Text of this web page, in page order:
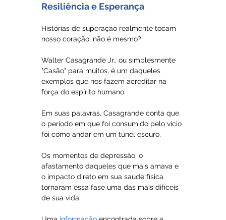
Resiliência e Esperança
Histórias de superação realmente tocam
nosso coração, não é mesmo?
Walter Casagrande Jr., ou simplesmente
"Casão" para muitos, é um daqueles
exemplos que nos fazem acreditar na
força do espírito humano.
Em suas palavras, Casagrande conta que
o período em que foi consumido pelo vício
foi como andar em um túnel escuro.
Os momentos de depressão, o
afastamento daqueles que mais amava e
o impacto direto em sua saúde física
tornaram essa fase uma das mais difíceis
de sua vida.